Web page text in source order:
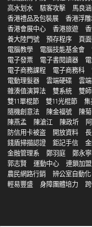
高水划水
駭客攻擊 馬良涵
香港禮品及包裝展
香港浮
香港會展中心
香港旅遊
養大陸門號
預存程序 頁
電腦教學
電腦技能基金會
電子發票
電子書閱讀器
電子商務課程
電子商務科
電動理髮器
雲端硬碟 雲
雜湊值演算法
雙系統 雙
雙11單棍節
雙11光棍節 集
隨機創意法
陳金福號 陳菊
陳燕孟
陳滄江 陳政圻
防信用卡被盗
開放資料
錢盾掃描認證
鉅記手信
金融管理系
鄭羽庭 鄭永
郭志賢
運動中心 連鎖加
農民網路行銷
辨公室自動化
輕易豐盛
身障團體培力